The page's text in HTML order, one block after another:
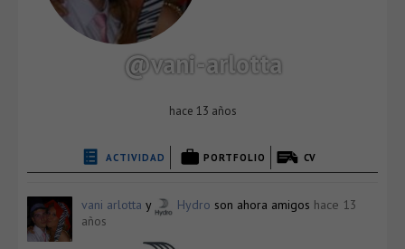
@vani-arlotta
hace 13 años
ACTIVIDAD PORTFOLIO CV
vani arlotta y Hydro son ahora amigos hace 13
años